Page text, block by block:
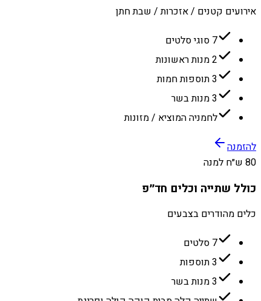
אירועים קטנים / אזכרות / שבת חתן
7 סוגי סלטים
2 מנות ראשונות
3 תוספות חמות
3 מנות בשר
לחמניה המוציא / מזונות
להזמנה
80 ש״ח למנה
כולל שתייה וכלים חד״פ
כלים מהודרים בצבעים
7 סלטים
3 תוספות
3 מנות בשר